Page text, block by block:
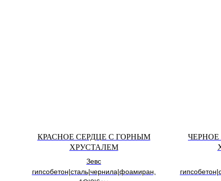
КРАСНОЕ СЕРДЦЕ С ГОРНЫМ
ХРУСТАЛЕМ
Зевс
гипсобетон|сталь|чернила|фоамиран,